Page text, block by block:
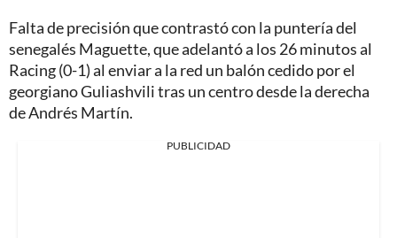
Falta de precisión que contrastó con la puntería del
senegalés Maguette, que adelantó a los 26 minutos al
Racing (0-1) al enviar a la red un balón cedido por el
georgiano Guliashvili tras un centro desde la derecha
de Andrés Martín.
PUBLICIDAD